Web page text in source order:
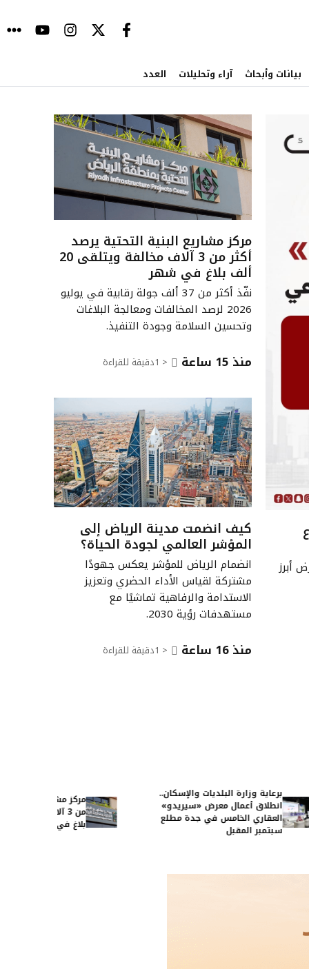
بيانات وأبحاث آراء وتحليلات العدد
أبرز
مركز مشاريع البنية التحتية يرصد
أكثر من 3 آلاف مخالفة ويتلقى 20
ألف بلاغ في شهر
نفّذ أكثر من 37 ألف جولة رقابية في يوليو
2026 لرصد المخالفات ومعالجة البلاغات
وتحسين السلامة وجودة التنفيذ.
منذ 15 ساعة < 1 دقيقة للقراءة
كيف انضمت مدينة الرياض إلى
المؤشر العالمي لجودة الحياة؟
انضمام الرياض للمؤشر يعكس جهودًا
مشتركة لقياس الأداء الحضري وتعزيز
الاستدامة والرفاهية تماشيًا مع
مستهدفات رؤية 2030.
منذ 16 ساعة < 1 دقيقة للقراءة
برعاية وزارة البلديات والإسكان..
انطلاق أعمال معرض «سيريدو»
العقاري الخامس في جدة مطلع
سبتمبر المقبل
مركز مشاريع
بلاغ في شهر